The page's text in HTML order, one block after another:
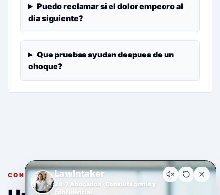
Puedo reclamar si el dolor empeoro al
dia siguiente?
Que pruebas ayudan despues de un
choque?
CONSULTA GRATUITA Y CONFIDENCIAL
LawIntaker
24-7 Abogados · Consulta gratis y
confidencial.